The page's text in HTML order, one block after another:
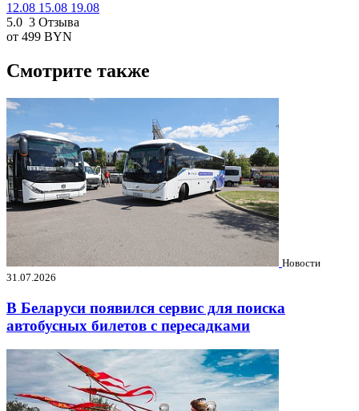
12.08 15.08 19.08
5.0 3 Отзыва
от 499 BYN
Смотрите также
Новости
31.07.2026
В Беларуси появился сервис для поиска
автобусных билетов с пересадками